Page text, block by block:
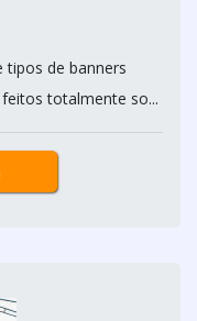
tipos de banners
totalmente so...